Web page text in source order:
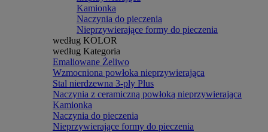
Kamionka
Naczynia do pieczenia
Nieprzywierające formy do pieczenia
według KOLOR
według Kategoria
Emaliowane Żeliwo
Wzmocniona powłoka nieprzywierająca
Stal nierdzewna 3-ply Plus
Naczynia z ceramiczną powłoką nieprzywierająca
Kamionka
Naczynia do pieczenia
Nieprzywierające formy do pieczenia